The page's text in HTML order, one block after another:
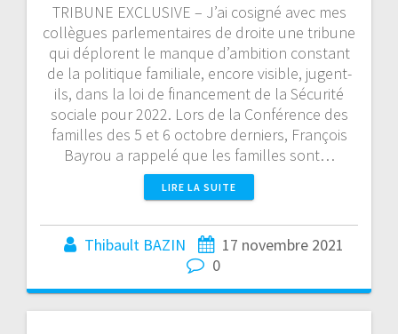
TRIBUNE EXCLUSIVE – J’ai cosigné avec mes
collègues parlementaires de droite une tribune
qui déplorent le manque d’ambition constant
de la politique familiale, encore visible, jugent-
ils, dans la loi de financement de la Sécurité
sociale pour 2022. Lors de la Conférence des
familles des 5 et 6 octobre derniers, François
Bayrou a rappelé que les familles sont…
LIRE LA SUITE
Thibault BAZIN
17 novembre 2021
0